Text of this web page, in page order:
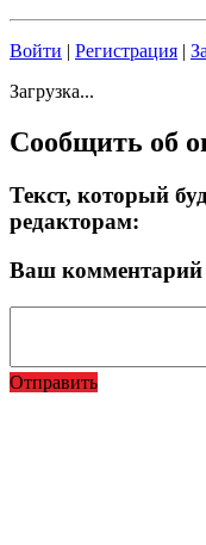
Войти Регистрация
Загрузка...
Сообщить об
Текст, который
редакторам:
Ваш комментарий
Отправить